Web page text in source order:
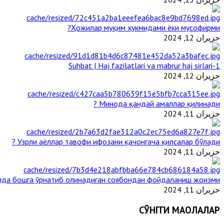
Ҳожилар муқим ҳукмидами ёки мусофирми?
حزيران 12, 2024
1-Suhbat | Haj fazilatlari va mabrur haj sirlari
حزيران 12, 2024
Минода қандай амаллар қилинади ?
حزيران 11, 2024
Узрли аёллар тавофи ифозани қачонгача қилсалар бўлади ?
حزيران 11, 2024
бошга ўрнатиб олинадиган соябондан фойдаланиш жоизми ?
حزيران 11, 2024
СЎНГГИ МАҚОЛАЛАР